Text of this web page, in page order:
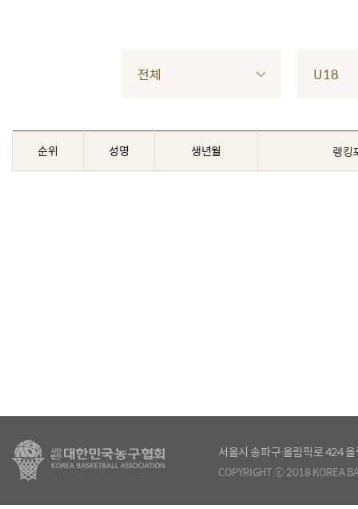
전체 U18
순위 성명 생년월 랭킹
서울시 송파구 올림픽로 424
COPYRIGHT ⓒ 2018 KOREA